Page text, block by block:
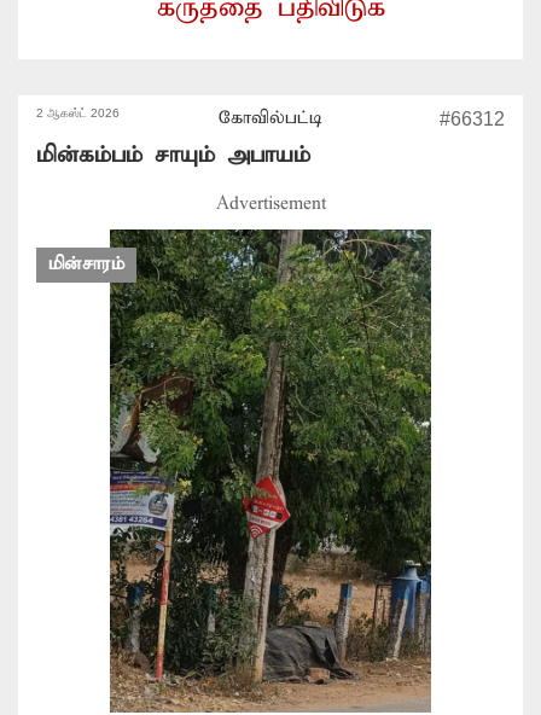
கருத்தை பதிவிடுக
2 ஆகஸ்ட் 2026 கோவில்பட்டி #66312
மின்கம்பம் சாயும் அபாயம்
Advertisement
மின்சாரம்